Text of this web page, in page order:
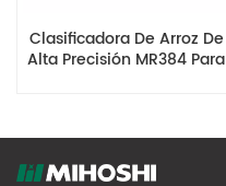
Clasificadora De Arroz De
Alta Precisión MR384 Para